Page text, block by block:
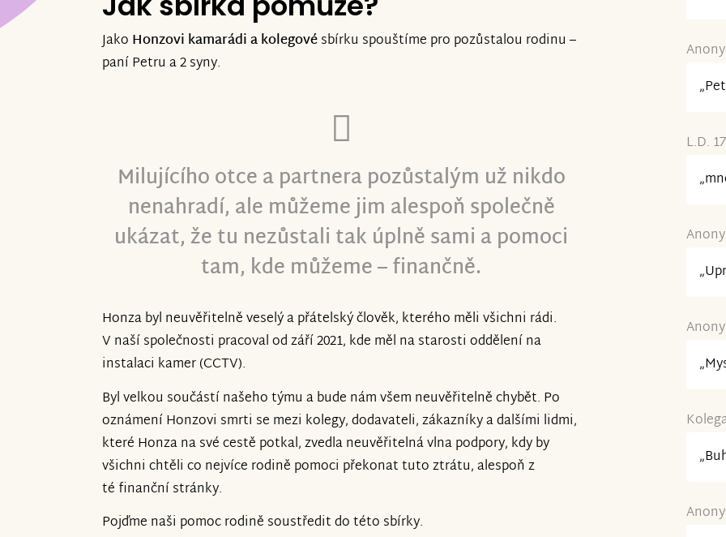
Jako Honzovi kamarádi a kolegovésbírku spouštíme pro pozůstalou rodinu –
paní Petru a 2 syny.
Milujícího otce a partnera pozůstalým už nikdo
nenahradí, ale můžeme jim alespoň společně
ukázat, že tu nezůstali tak úplně sami a pomoci
tam, kde můžeme – finančně.
Honza byl neuvěřitelně veselý a přátelský člověk, kterého měli všichni rádi.
V naší společnosti pracoval od září 2021, kde měl na starosti oddělení na
instalaci kamer (CCTV).
Byl velkou součástí našeho týmu a bude nám všem neuvěřitelně chybět. Po
oznámení Honzovi smrti se mezi kolegy, dodavateli, zákazníky a dalšími lidmi,
které Honza na své cestě potkal, zvedla neuvěřitelná vlna podpory, kdy by
všichni chtěli co nejvíce rodině pomoci překonat tuto ztrátu, alespoň z
té finanční stránky.
Pojďme naši pomoc rodině soustředit do této sbírky.
L.D.